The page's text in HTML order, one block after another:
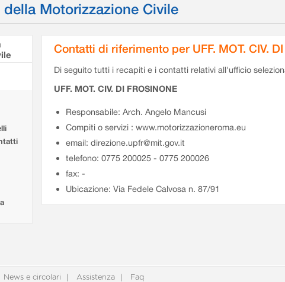
Motorizzazione Civile
Contatti di riferimento per UFF. MOT. CIV.
Di seguito tutti i recapiti e i contatti relativi all'ufficio
UFF. MOT. CIV. DI FROSINONE
Responsabile: Arch. Angelo Mancusi
Compiti o servizi : www.motorizzazioneroma.eu
email: direzione.upfr@mit.gov.it
telefono: 0775 200025 - 0775 200026
fax: -
Ubicazione: Via Fedele Calvosa n. 87/91
News e circolari Assistenza Faq